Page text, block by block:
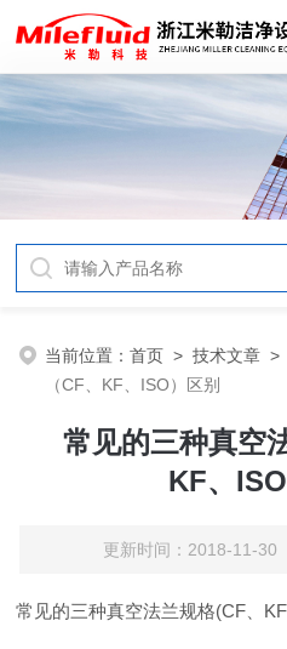
当前位置：首页 >技术文章
（CF、KF、ISO）区别
常见的三种真空
KF、
更新时间：2018-11-
常见的三种真空法兰规格(CF、